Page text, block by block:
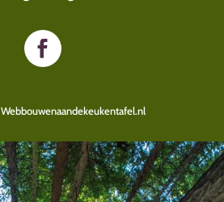
Webbouwenaandekeukentafel.nl